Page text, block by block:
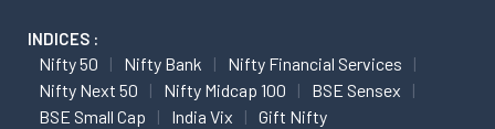
INDICES :
Nifty 50 Nifty Bank
Nifty Financial Services
Nifty Next 50
Nifty Midcap 100
BSE Sensex
BSE Small Cap
India Vix Gift Nifty